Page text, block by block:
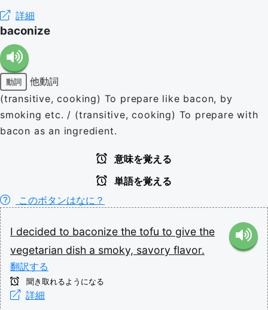
詳細
baconize
動詞
他動詞
(transitive, cooking) To prepare like bacon, by
smoking etc. / (transitive, cooking) To prepare with
bacon as an ingredient.
意味を覚える
単語を覚える
このボタンはなに？
I decided to baconize the tofu to give the
vegetarian dish a smoky, savory flavor.
翻訳する
聞き取れるようになる
詳細